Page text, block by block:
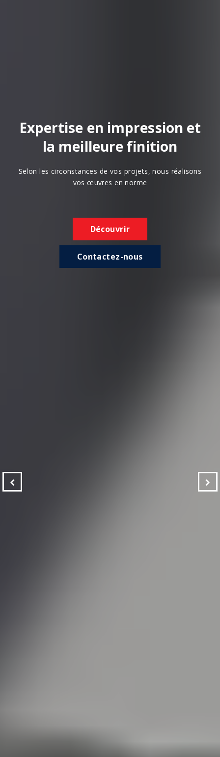
Expertise en impression et
la meilleure finition
Selon les circonstances de vos projets, nous réalisons
vos œuvres en norme
Découvrir
Contactez-nous